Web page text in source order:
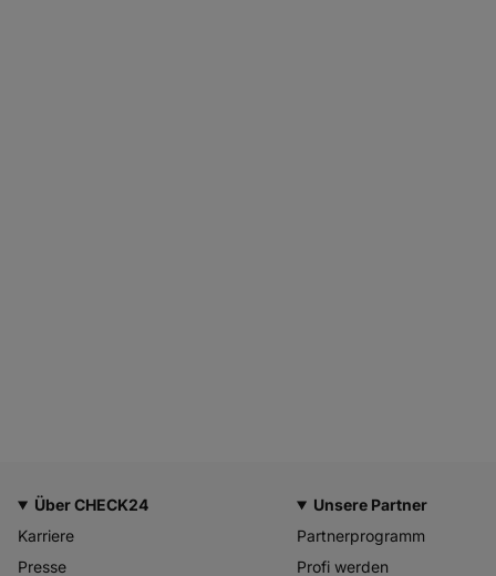
Über CHECK24
Karriere
Presse
Unsere Partner
Partnerprogramm
Profi werden